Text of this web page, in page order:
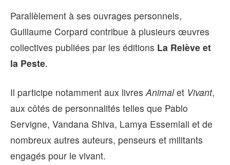
Parallèlement à ses ouvrages personnels,
Guillaume Corpard contribue à plusieurs œuvres
collectives publiées par les éditions La Relève et
la Peste.
Il participe notamment aux livresAnimalet Vivant,
aux côtés de personnalités telles que Pablo
Servigne, Vandana Shiva, Lamya Essemlali et de
nombreux autres auteurs, penseurs et militants
engagés pour le vivant.